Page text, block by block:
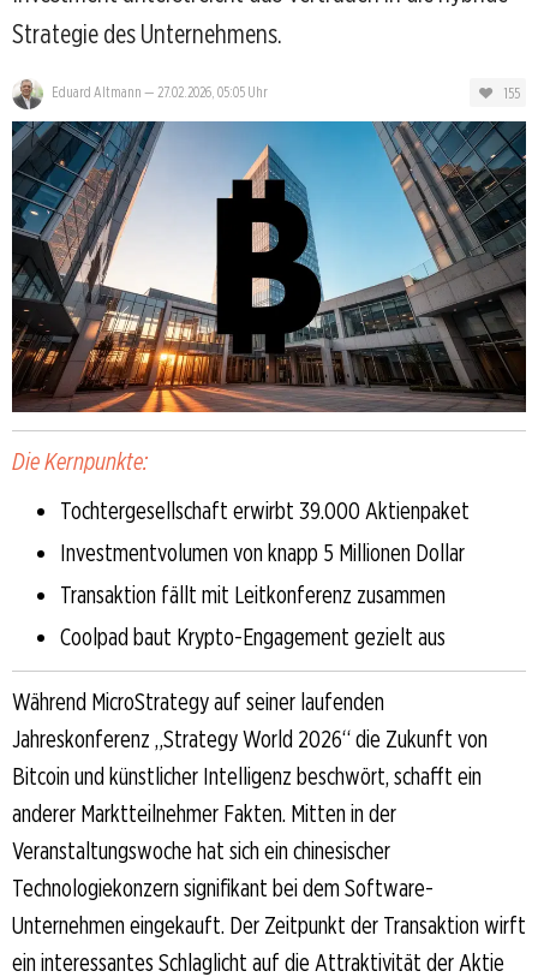
Strategie des Unternehmens.
Eduard Altmann — 27.02.2026, 05:05 Uhr 155
Die Kernpunkte:
Tochtergesellschaft erwirbt 39.000 Aktienpaket
Investmentvolumen von knapp 5 Millionen Dollar
Transaktion fällt mit Leitkonferenz zusammen
Coolpad baut Krypto-Engagement gezielt aus
Während MicroStrategy auf seiner laufenden
Jahreskonferenz „Strategy World 2026“ die Zukunft von
Bitcoin und künstlicher Intelligenz beschwört, schafft ein
anderer Marktteilnehmer Fakten. Mitten in der
Veranstaltungswoche hat sich ein chinesischer
Technologiekonzern signifikant bei dem Software-
Unternehmen eingekauft. Der Zeitpunkt der Transaktion wirft
ein interessantes Schlaglicht auf die Attraktivität der Aktie